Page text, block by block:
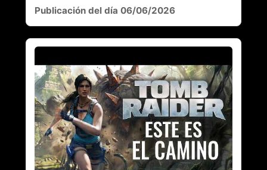
Publicación del día 06/06/2026